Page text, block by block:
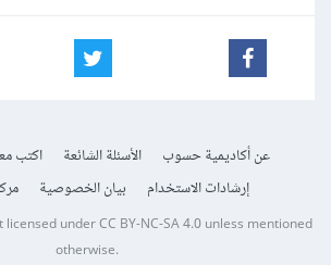
عن أكاديمية حسوب الأسئلة الشائعة اكتب
إرشادات الاستخدام
بيان الخصوصية
licensed underCC BY-NC-SA 4.0unless mentioned
otherwise.